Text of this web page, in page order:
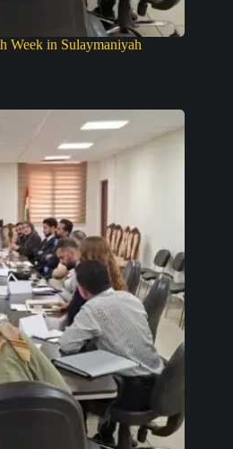
Week in Sulaymaniyah